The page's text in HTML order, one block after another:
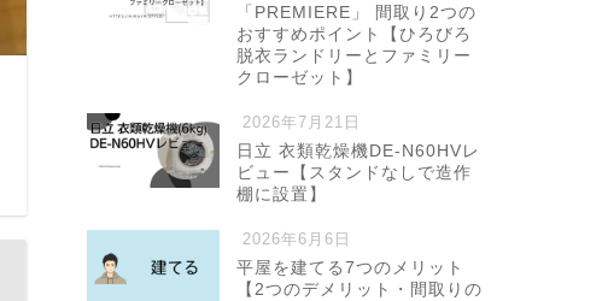
「PREMIERE」 間取り2つの
おすすめポイント【ひろびろ
脱衣ランドリーとファミリー
クローゼット】
2026年7月21日
日立 衣類乾燥機DE-N60HVレ
ビュー【スタンドなしで造作
棚に設置】
2026年6月6日
平屋を建てる7つのメリット
【2つのデメリット・間取りの